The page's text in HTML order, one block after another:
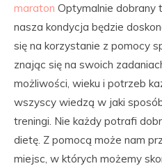
maraton Optymalnie dobrany
nasza kondycja będzie
się na korzystanie z pomocy
znając się na swoich
możliwości, wieku i potrzeb
wszyscy wiedzą w jaki
treningi. Nie każdy potrafi
dietę. Z pomocą może nam
miejsc, w których możemy